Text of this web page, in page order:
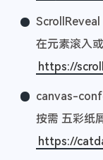
ScrollReveal
在元素滚入
https://
canvas-
按需 五彩纸
https://